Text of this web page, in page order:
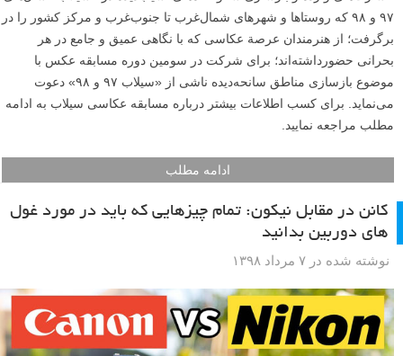
۹۷ و ۹۸ که روستاها و شهرهای شمال‌غرب تا جنوب‌غرب و مرکز کشور را در
برگرفت؛ از هنرمندان عرصة عکاسی که با نگاهی عمیق و جامع در هر
بحرانی حضورداشته‌اند؛ برای شرکت در سومین دوره مسابقه عکس با
موضوع بازسازی مناطق سانحه‌دیده ناشی از «‌سیلاب ۹۷ و ۹۸» دعوت
می‌نماید. برای کسب اطلاعات بیشتر درباره مسابقه عکاسی سیلاب به ادامه
مطلب مراجعه نمایید.
ادامه مطلب
کانن در مقابل نیکون: تمام چیزهایی که باید در مورد غول
های دوربین بدانید
نوشته شده در ۷ مرداد ۱۳۹۸